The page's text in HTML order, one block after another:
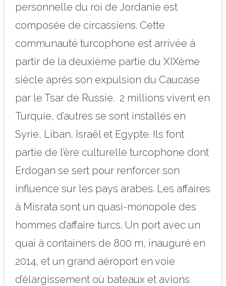
personnelle du roi de Jordanie est
composée de circassiens. Cette
communauté turcophone est arrivée à
partir de la deuxième partie du XIXème
siècle après son expulsion du Caucase
par le Tsar de Russie. 2 millions vivent en
Turquie, d’autres se sont installés en
Syrie, Liban, Israël et Egypte. Ils font
partie de l’ère culturelle turcophone dont
Erdogan se sert pour renforcer son
influence sur les pays arabes. Les affaires
à Misrata sont un quasi-monopole des
hommes d’affaire turcs. Un port avec un
quai à containers de 800 m, inauguré en
2014, et un grand aéroport en voie
d’élargissement où bateaux et avions